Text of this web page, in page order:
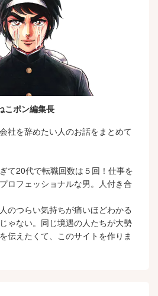
こポン編集長
社を辞めたい人のお話をまとめて
て20代で転職回数は５回！仕事を
ロフェッショナルな男。人付き合
のつらい気持ちが痛いほどわかる
ゃない。同じ境遇の人たちが大勢
伝えたくて、このサイトを作りま